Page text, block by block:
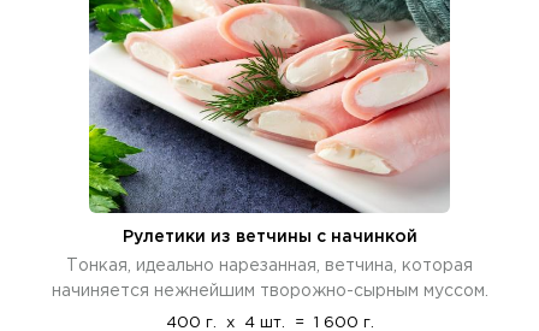
Рулетики из ветчины с начинкой
Тонкая, идеально нарезанная, ветчина, которая
начиняется нежнейшим творожно-сырным муссом.
400 г. x 4 шт. = 1 600 г.